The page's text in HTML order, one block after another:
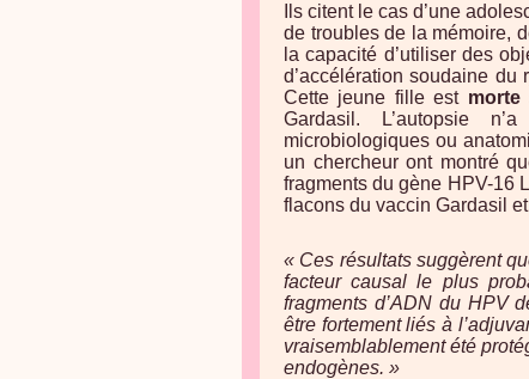
Ils citent le cas d’une
de troubles de la mémoire,
la capacité d’utiliser des
d’accélération soudaine
Cette jeune fille est morte
Gardasil. L’autopsie
microbiologiques ou
un chercheur ont montré
fragments du gène HPV-16
flacons du vaccin Gardasil
« Ces résultats suggèrent
facteur causal le plus
fragments d’ADN du HPV
être fortement liés à
vraisemblablement été
endogènes. »